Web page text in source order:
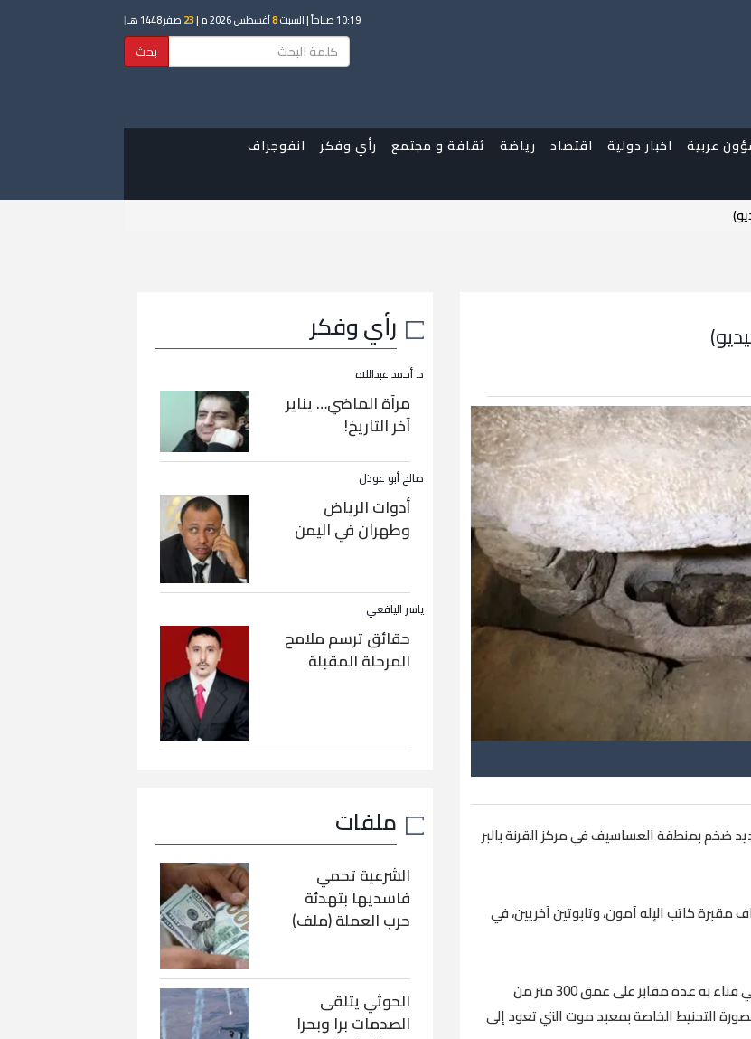
10:19 صباحاً | السبت8أغسطس 2026 م | 23 صفر 1448 هـ |
بحث
عربية اخبار دولية اقتصاد رياضة ثقافة و مجتمع رأي وفكر
انفوجراف
ضخم بمنطقة العساسيف في مركز القرنة بالبر
مقبرة كاتب الإله آمون، وتابوتين آخريين، في
وأشار إلى أن “فريق البحث تمّكن من الكشف عن مقبرة في فناء به عدة مقابر على عمق 300 متر من
التحنيط الخاصة بمعبد موت التي تعود إلى
رأي وفكر
د. أحمد عبداللاه
مرآة الماضي… يناير
آخر التاريخ!
صالح أبو عوذل
أدوات الرياض
وطهران في اليمن
ياسر اليافعي
حقائق ترسم ملامح
المرحلة المقبلة
ملفات
الشرعية تحمي
فاسديها بتهدئة
حرب العملة (ملف)
الحوثي يتلقى
الصدمات برا وبحرا